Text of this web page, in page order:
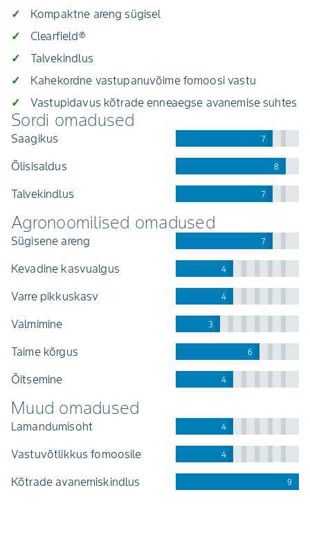
Kompaktne areng sügisel
Clearfield®
Talvekindlus
Kahekordne vastupanuvõime fomoosi vastu
Vastupidavus kõtrade enneaegse avanemise suhtes
Sordi omadused
saagikus 7
õlisisaldus 8
talvekindlus 7
Agronoomilised omadused
sügisene areng 7
kevadine kasvualgus 4
varre pikkuskasv 4
valmimine 3
taime kõrgus 6
õitsemine 4
Muud omadused
lamandumisoht 4
vastuvõtlikkus fomoosile 4
kõtrade avanemiskindlus 9